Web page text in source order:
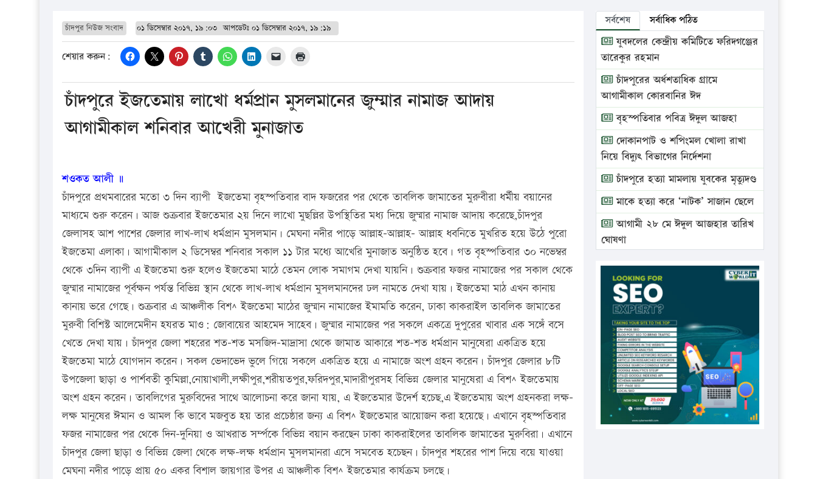
চাঁদপুর নিউজ সংবাদ ০১ ডিসেম্বার ২০১৭, ১৯:০৩ আপডেটঃ ০১ ডিসেম্বার ২০১৭, ১৯:১৯
শেয়ার করুন:
চাঁদপুরে ইজতেমায় লাখো ধর্মপ্রান মুসলমানের জুম্মার নামাজ আদায়
আগামীকাল শনিবার আখেরী মুনাজাত
শওকত আলী ॥
চাঁদপুরে প্রথমবারের মতো ৩ দিন ব্যাপী ইজতেমা বৃহস্পতিবার বাদ ফজরের পর থেকে তাবলিক জামাতের মুরুবীরা ধর্মীয় বয়ানের
মাধ্যমে শুরু করেন। আজ শুক্রবার ইজতেমার ২য় দিনে লাখো মুছল্লির উপস্থিতির মধ্য দিয়ে জুম্মার নামাজ আদায় করেছে,চাঁদপুর
জেলাসহ আশ পাশের জেলার লাখ-লাখ ধর্মপ্রান মুসলমান। মেঘনা নদীর পাড়ে আল্লাহ-আল্লাহ- আল্লাহ ধবনিতে মুখরিত হয়ে উঠে পুরো
ইজতেমা এলাকা। আগামীকাল ২ ডিসেম্বর শনিবার সকাল ১১ টার মধ্যে আখেরি মুনাজাত অনুষ্ঠিত হবে। গত বৃহস্পতিবার ৩০ নভেম্বর
থেকে ৩দিন ব্যাপী এ ইজতেমা শুরু হলেও ইজতেমা মাঠে তেমন লোক সমাগম দেখা যায়নি। শুক্রবার ফজর নামাজের পর সকাল থেকে
জুম্মার নামাজের পূর্বক্ষন পর্যন্ত বিভিন্ন স্থান থেকে লাখ-লাখ ধর্মপ্রান মুসলমানদের ঢল নামতে দেখা যায়। ইজতেমা মাঠ এখন কানায়
কানায় ভরে গেছে। শুক্রবার এ আঞ্চলীক বিশ^ ইজতেমা মাঠের জুম্মান নামাজের ইমামতি করেন, ঢাকা কাকরাইল তাবলিক জামাতের
মুরুবী বিশিস্ট আলেমেদীন হযরত মাও: জোবায়ের আহমেদ সাহেব। জুম্মার নামাজের পর সকলে একত্রে দুপুরের খাবার এক সঙ্গেঁ বসে
খেতে দেখা যায়। চাঁদপুর জেলা শহরের শত-শত মসজিদ-মাদ্রাসা থেকে জামাত আকারে শত-শত ধর্মপ্রান মানুষেরা একত্রিত হয়ে
ইজতেমা মাঠে যোগদান করেন। সকল ভেদাভেদ ভুলে গিয়ে সকলে একত্রিত হয়ে এ নামাজে অংশ গ্রহন করেন। চাঁদপুর জেলার ৮টি
উপজেলা ছাড়া ও পার্শবতী কুমিল্লা,নোয়াখালী,লক্ষীপুর,শরীয়তপুর,ফরিদপুর,মাদারীপুরসহ বিভিন্ন জেলার মানুষেরা এ বিশ^ ইজতেমায়
অংশ গ্রহন করেন। তাবলিগের মুরুবিদের সাথে আলোচনা করে জানা যায়, এ ইজতেমার উদের্শ হচেছ,এ ইজতেমায় অংশ গ্রহনকরা লক্ষ-
লক্ষ মানুষের ঈমান ও আমল কি ভাবে মজবুত হয় তার প্রচেষ্ঠার জন্য এ বিশ^ ইজতেমার আয়োজন করা হয়েছে। এখানে বৃহস্পতিবার
ফজর নামাজের পর থেকে দিন-দুনিয়া ও আখরাত সর্ম্পকে বিভিন্ন বয়ান করছেন ঢাকা কাকরাইলের তাবলিক জামাতের মুরুবিরা। এখানে
চাঁদপুর জেলা ছাড়া ও বিভিন্ন জেলা থেকে লক্ষ-লক্ষ ধর্মপ্রান মুসলমানরা এসে সমবেত হচেছন। চাঁদপুর শহরের পাশ দিয়ে বয়ে যাওয়া
মেঘনা নদীর পাড়ে প্রায় ৫০ একর বিশাল জায়গার উপর এ আঞ্চলীক বিশ^ ইজতেমার কার্যক্রম চলছে।
সর্বশেষ সর্বাধিক পঠিত
যুবদলের কেন্দ্রীয় কমিটিতে ফরিদগঞ্জের
তারেকুর রহমান
চাঁদপুরের অর্ধশতাধিক গ্রামে
আগামীকাল কোরবানির ঈদ
বৃহস্পতিবার পবিত্র ঈদুল আজহা
দোকানপাট ও শপিংমল খোলা রাখা
নিয়ে বিদ্যুৎ বিভাগের নির্দেশনা
চাঁদপুরে হত্যা মামলায় যুবকের মৃত্যুদণ্ড
মাকে হত্যা করে ‘নাটক’ সাজান ছেলে
আগামী ২৮ মে ঈদুল আজহার তারিখ
ঘোষণা
ভ্রাম্যমাণ আদালতে দুইটি প্রতিষ্ঠানকে
প্রতিষ্ঠানকে ৪০হাজার টাকা জরিমানা।
এবার লঞ্চের ভাড়া বাড়ল
১৭ থেকে ২১ শতাংশ বিদ্যুতের দাম
বাড়ানোর প্রস্তাব পিডিবির
১৬ মে চাঁদপুর ও ২৫ মে ফেনী সফরে
যাবেন প্রধানমন্ত্রী
উচ্চশিক্ষায় গৌরবময় অর্জন: পূর্ণ
স্কলারশিপে যুক্তরাষ্ট্রে পিএইচডি করছেন